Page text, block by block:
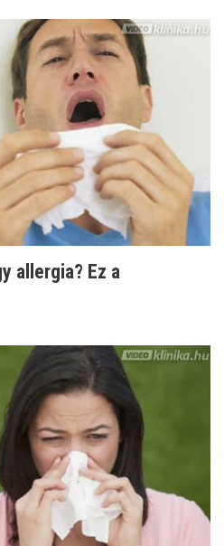
allergia? Ez a